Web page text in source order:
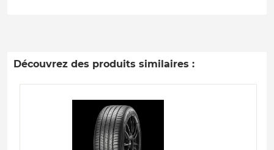
Découvrez des produits similaires :